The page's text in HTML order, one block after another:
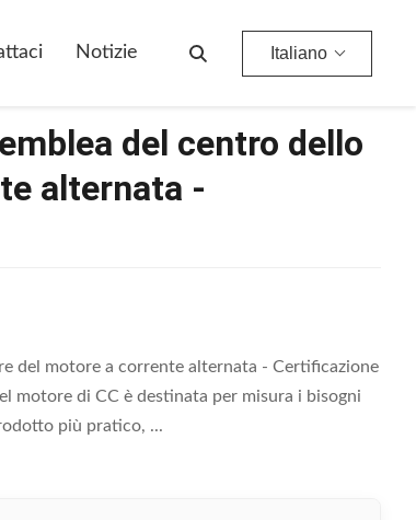
Notizie Italiano
Alternata - Certificazione 4 ISO9001
del centro dello
alternata -
del motore a corrente alternata - Certificazione
motore di CC è destinata per misura i bisogni
più pratico, ...